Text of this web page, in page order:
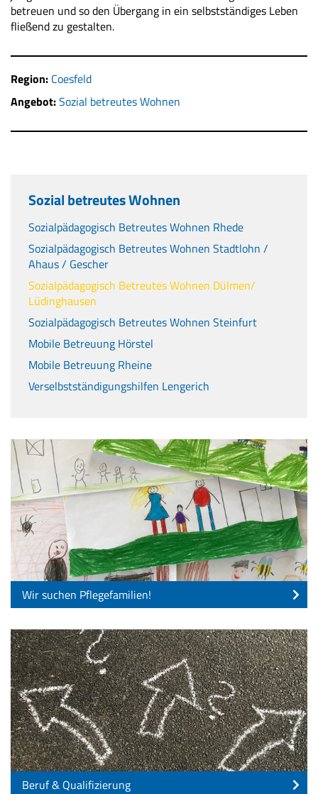
betreuen und so den Übergang in ein selbstständiges Leben
fließend zu gestalten.
Region: Coesfeld
Angebot:Sozial betreutes Wohnen
Sozial betreutes Wohnen
Sozialpädagogisch Betreutes Wohnen Rhede
Sozialpädagogisch Betreutes Wohnen Stadtlohn /
Ahaus / Gescher
Sozialpädagogisch Betreutes Wohnen Dülmen/
Lüdinghausen
Sozialpädagogisch Betreutes Wohnen Steinfurt
Mobile Betreuung Hörstel
Mobile Betreuung Rheine
Verselbstständigungshilfen Lengerich
Wir suchen Pflegefamilien!
Beruf & Qualifizierung